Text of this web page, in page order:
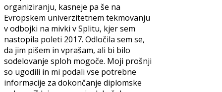
organiziranju, kasneje pa še na
Evropskem univerzitetnem tekmovanju
v odbojki na mivki v Splitu, kjer sem
nastopila poleti 2017. Odločila sem se,
da jim pišem in vprašam, ali bi bilo
sodelovanje sploh mogoče. Moji prošnji
so ugodili in mi podali vse potrebne
informacije za dokončanje diplomske